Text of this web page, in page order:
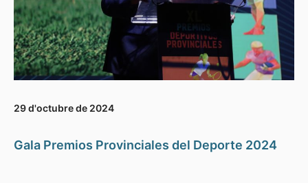
29 d'octubre de 2024
Gala Premios Provinciales del Deporte 2024